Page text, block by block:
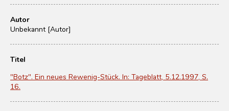
Autor
Unbekannt [Autor]
Titel
"Botz". Ein neues Rewenig-Stück. In: Tageblatt, 5.12.1997, S.
16.